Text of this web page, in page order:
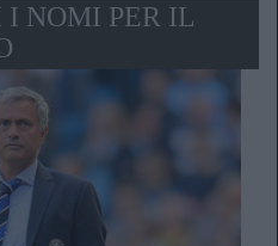
NOMI PER IL